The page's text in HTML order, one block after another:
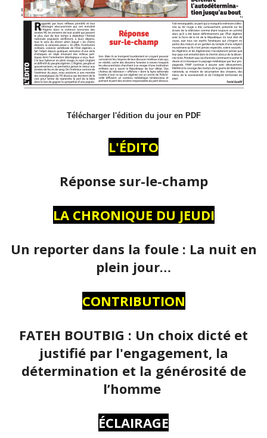
Télécharger l'édition du jour en PDF
L'ÉDITO
Réponse sur-le-champ
LA CHRONIQUE DU JEUDI
Un reporter dans la foule : La nuit en
plein jour…
CONTRIBUTION
FATEH BOUTBIG : Un choix dicté et
justifié par l'engagement, la
détermination et la générosité de
l’homme
ÉCLAIRAGE